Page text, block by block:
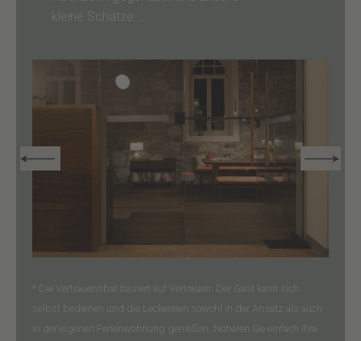
kleine Schätze …
* Die Vertrauensbar basiert auf Vertrauen. Der Gast kann sich
selbst bedienen und die Leckereien sowohl in der Ansetz als auch
in der eigenen Ferienwohnung genießen. Notieren Sie einfach Ihre